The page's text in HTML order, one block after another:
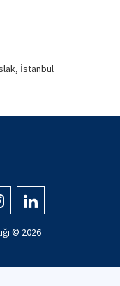
İstanbul
© 2026